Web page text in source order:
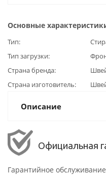
Основные
Тип
Тип загрузки
Страна бренда
Страна изготовитель
Описание
Официальная
Гарантийное